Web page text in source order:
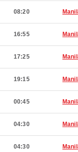
08:20
16:55
17:25
19:15
00:45
04:30
04:30